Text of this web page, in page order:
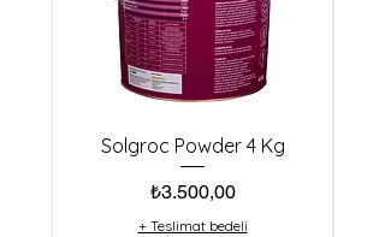
Solgroc Powder 4 Kg
Fiyat
₺3.500,00
+ Teslimat bedeli